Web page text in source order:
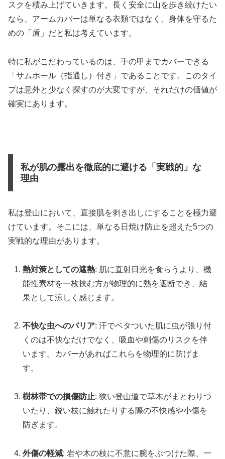
スクを積み上げていきます。長く安全に山を歩き続けたい
なら、アームカバーは単なる衣類ではなく、身体を守るた
めの「盾」だと私は考えています。
特に私がこだわっているのは、手の甲までカバーできる
「サムホール（指通し）付き」であることです。このタイ
プは意外と少なく探すのが大変ですが、それだけの価値が
確実にあります。
私が肌の露出を徹底的に避ける「実戦的」な
理由
私は登山において、直接肌を剥き出しにすることを極力避
けています。そこには、単なる日焼け防止を超えた5つの
実戦的な理由があります。
熱対策としての遮熱: 肌に直射日光を食らうより、機
能性素材を一枚挟む方が物理的に熱を遮断でき、結
果として涼しく感じます。
不快な虫へのバリア: 汗でベタついた肌に虫が張り付
くのは不快なだけでなく、吸血や刺傷のリスクを伴
います。カバーがあればこれらを物理的に防げま
す。
樹林帯での損傷防止: 狭い登山道で草木がまとわりつ
いたり、鋭い枝に触れたりする際の不快感や小傷を
防ぎます。
外傷の軽減: 岩や木の枝に不意に腕をぶつけた際、一